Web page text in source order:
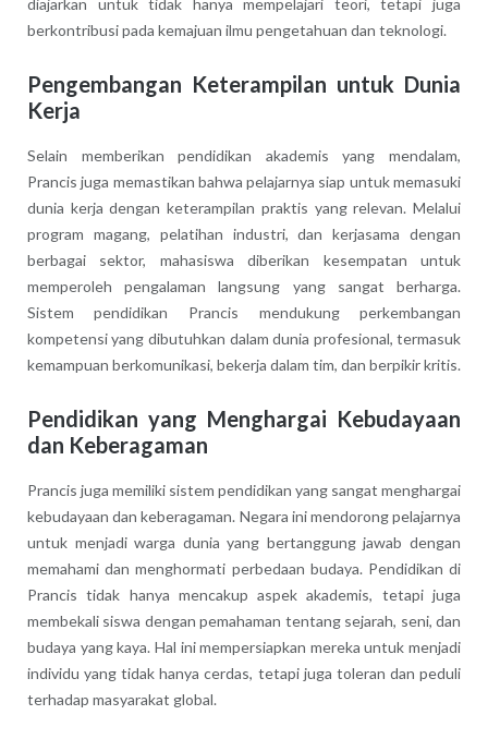
diajarkan untuk tidak hanya mempelajari teori, tetapi juga
berkontribusi pada kemajuan ilmu pengetahuan dan teknologi.
Pengembangan Keterampilan untuk Dunia
Kerja
Selain memberikan pendidikan akademis yang mendalam,
Prancis juga memastikan bahwa pelajarnya siap untuk memasuki
dunia kerja dengan keterampilan praktis yang relevan. Melalui
program magang, pelatihan industri, dan kerjasama dengan
berbagai sektor, mahasiswa diberikan kesempatan untuk
memperoleh pengalaman langsung yang sangat berharga.
Sistem pendidikan Prancis mendukung perkembangan
kompetensi yang dibutuhkan dalam dunia profesional, termasuk
kemampuan berkomunikasi, bekerja dalam tim, dan berpikir kritis.
Pendidikan yang Menghargai Kebudayaan
dan Keberagaman
Prancis juga memiliki sistem pendidikan yang sangat menghargai
kebudayaan dan keberagaman. Negara ini mendorong pelajarnya
untuk menjadi warga dunia yang bertanggung jawab dengan
memahami dan menghormati perbedaan budaya. Pendidikan di
Prancis tidak hanya mencakup aspek akademis, tetapi juga
membekali siswa dengan pemahaman tentang sejarah, seni, dan
budaya yang kaya. Hal ini mempersiapkan mereka untuk menjadi
individu yang tidak hanya cerdas, tetapi juga toleran dan peduli
terhadap masyarakat global.